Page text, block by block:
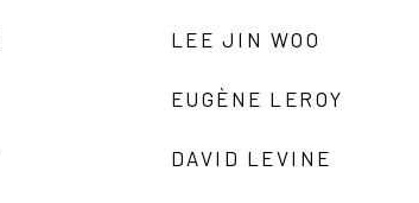
LEE JIN WOO
EUGÈNE LEROY
DAVID LEVINE